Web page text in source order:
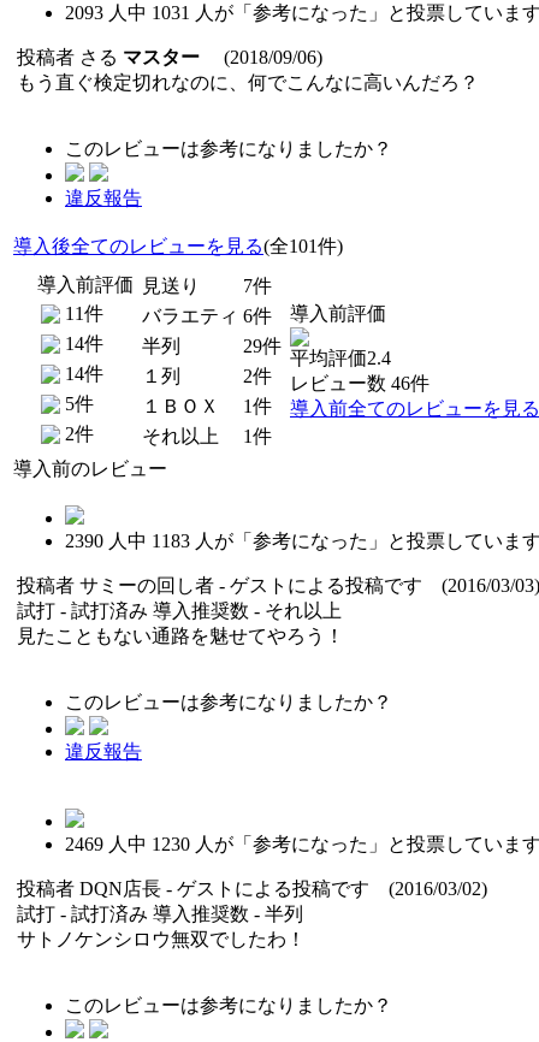
2093 人中 1031 人が「参考になった」と投票していま
投稿者 さる マスター (2018/09/06)
もう直ぐ検定切れなのに、何でこんなに高いんだろ？
このレビューは参考になりましたか？
違反報告
導入後全てのレビューを見る(全101件)
導入前評価
11件
14件
14件
5件
2件
見送り
7件
バラエティ 6件
半列
29件
１列
2件
１ＢＯＸ
1件
それ以上
1件
導入前評価
平均評価2.4
レビュー数 46件
導入前全てのレビューを見る
導入前のレビュー
2390 人中 1183 人が「参考になった」と投票していま
投稿者 サミーの回し者 - ゲストによる投稿です (2016/03/03)
試打 - 試打済み 導入推奨数 - それ以上
見たこともない通路を魅せてやろう！
このレビューは参考になりましたか？
違反報告
2469 人中 1230 人が「参考になった」と投票していま
投稿者 DQN店長 - ゲストによる投稿です (2016/03/02)
試打 - 試打済み 導入推奨数 - 半列
サトノケンシロウ無双でしたわ！
このレビューは参考になりましたか？